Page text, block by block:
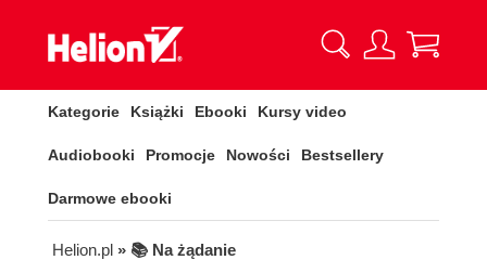
Kategorie Książki Ebooki Kursy video
Audiobooki Promocje Nowości Bestsellery
Darmowe ebooki
Helion.pl » 📚 Na żądanie